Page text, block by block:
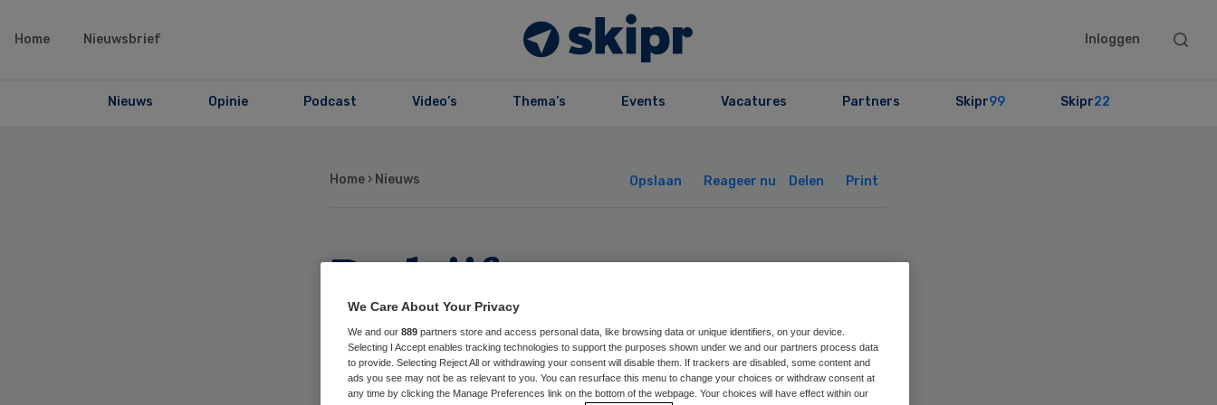
Home Nieuwsbrief Inloggen
Search
Nieuws Opinie Podcast Video’s Thema’s Events Vacatures Partners Skipr99 Skipr22
Home › Nieuws Opslaan Reageer nu Delen Print
Bedrijfsartsen noteren
bijna vierduizend
beroepsziekten
We Care About Your Privacy
We and our 889 partners store and access personal data, like browsing data or unique identifiers, on your device.
Selecting I Accept enables tracking technologies to support the purposes shown under we and our partners process data
to provide. Selecting Reject All or withdrawing your consent will disable them. If trackers are disabled, some content and
ads you see may not be as relevant to you. You can resurface this menu to change your choices or withdraw consent at
any time by clicking the Manage Preferences link on the bottom of the webpage. Your choices will have effect within our